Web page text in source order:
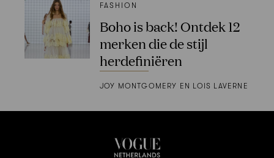
FASHION
Boho is back! Ontdek 12
merken die de stijl
herdefiniëren
JOY MONTGOMERY EN LOIS LAVERNE